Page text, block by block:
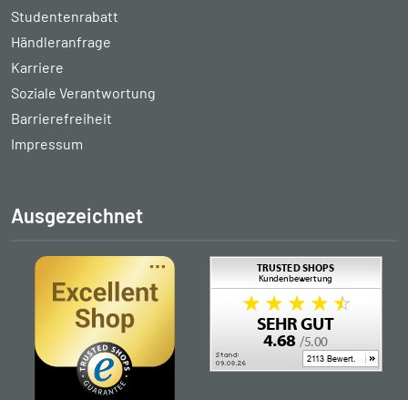
Studentenrabatt
Händleranfrage
Karriere
Soziale Verantwortung
Barrierefreiheit
Impressum
Ausgezeichnet